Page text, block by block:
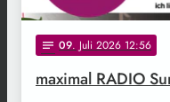
notes 09. Juli 2026 12:56
maximal RADIO